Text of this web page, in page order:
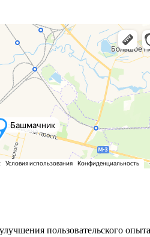
пользовательского